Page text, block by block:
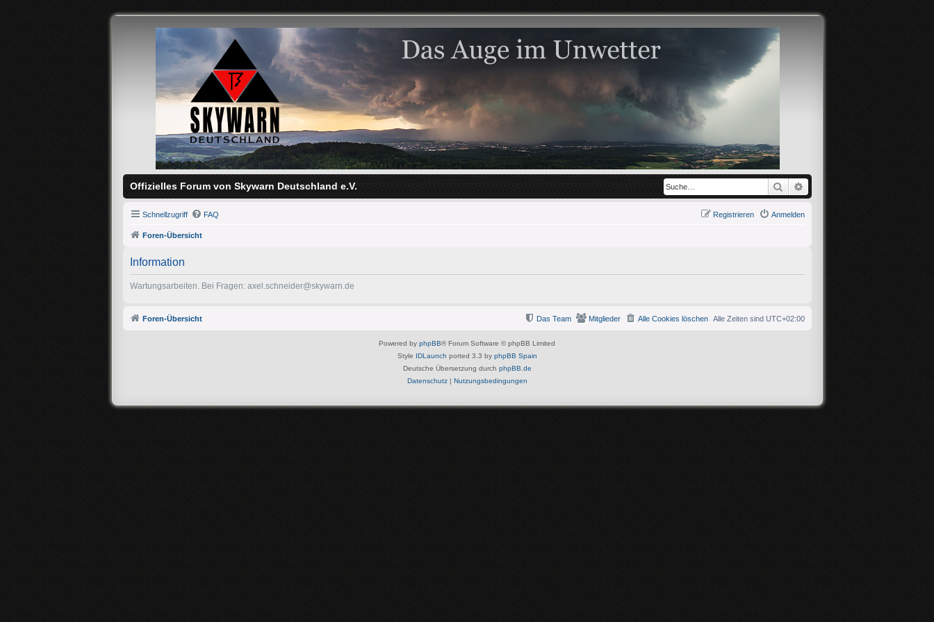
Offizielles Forum von Skywarn Deutschland e.V. Suche
Schnellzugriff FAQ Anmelden
Registrieren
Foren-Übersicht
Information
Wartungsarbeiten. Bei Fragen: axel.schneider@skywarn.de
Foren-Übersicht Alle Zeiten sind UTC+02:00
Alle Cookies löschen
Mitglieder
Das Team
Powered by phpBB® Forum Software © phpBB Limited
Style IDLaunch ported 3.3 by phpBB Spain
Deutsche Übersetzung durch phpBB.de
Datenschutz| Nutzungsbedingungen